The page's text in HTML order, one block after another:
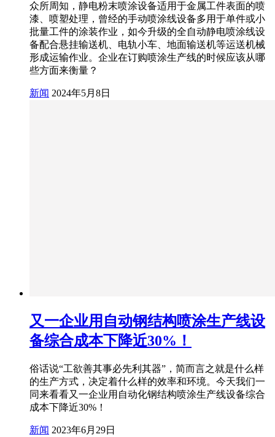
众所周知，静电粉末喷涂设备适用于金属工件表面的喷
漆、喷塑处理，曾经的手动喷涂线设备多用于单件或小
批量工件的涂装作业，如今升级的全自动静电喷涂线设
备配合悬挂输送机、电轨小车、地面输送机等运送机械
形成运输作业。企业在订购喷涂生产线的时候应该从哪
些方面来衡量？
新闻 2024年5月8日
又一企业用自动钢结构喷涂生产线设
备综合成本下降近30%！
俗话说“工欲善其事必先利其器”，简而言之就是什么样
的生产方式，决定着什么样的效率和环境。今天我们一
同来看看又一企业用自动化钢结构喷涂生产线设备综合
成本下降近30%！
新闻 2023年6月29日